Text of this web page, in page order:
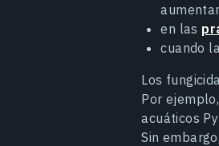
en las
cuando
Los
Por
acuáticos
Sin